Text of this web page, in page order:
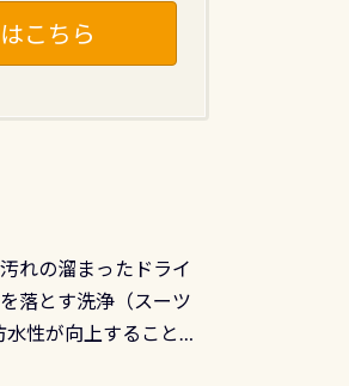
こちら
れの溜まったドライ
落とす洗浄（スーツ
性が向上することで